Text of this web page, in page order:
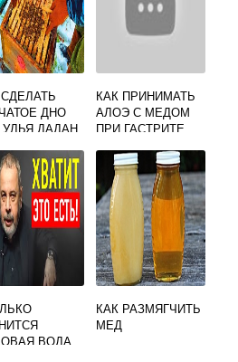
ДНО
ДАДАН
КАК ПРИНИМАТЬ
АЛОЭ С МЕДОМ
ПРИ ГАСТРИТЕ
ВОДА
КАК РАЗМЯГЧИТЬ
МЕД